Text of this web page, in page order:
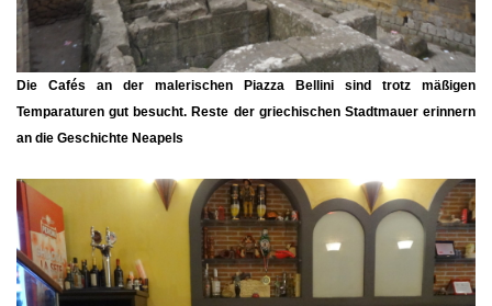
Die Cafés an der malerischen Piazza Bellini sind trotz mäßigen
Temparaturen gut besucht. Reste der griechischen Stadtmauer erinnern
an die Geschichte Neapels